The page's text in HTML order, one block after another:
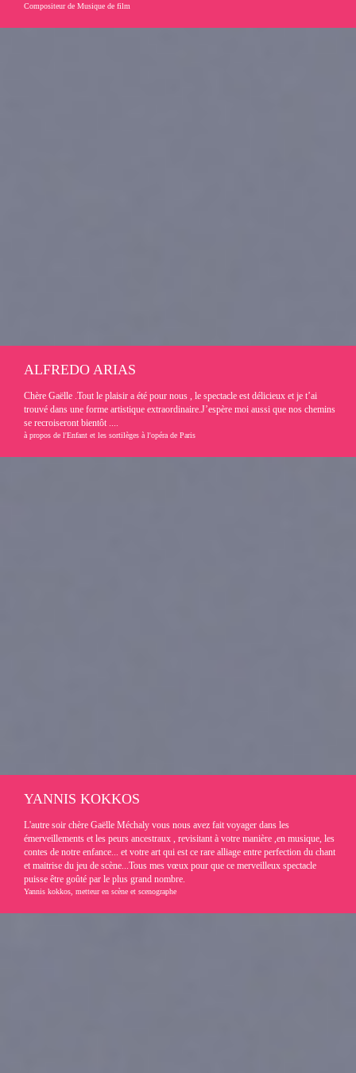
Compositeur de Musique de film
ALFREDO ARIAS
Chère Gaëlle .Tout le plaisir a été pour nous , le spectacle est délicieux et je t’ai
trouvé dans une forme artistique extraordinaire.J’espère moi aussi que nos chemins
se recroiseront bientôt ....
à propos de l'Enfant et les sortilèges à l'opéra de Paris
YANNIS KOKKOS
L'autre soir chère Gaëlle Méchaly vous nous avez fait voyager dans les
émerveillements et les peurs ancestraux , revisitant à votre manière ,en musique, les
contes de notre enfance... et votre art qui est ce rare alliage entre perfection du chant
et maitrise du jeu de scène...Tous mes vœux pour que ce merveilleux spectacle
puisse être goûté par le plus grand nombre.
Yannis kokkos, metteur en scène et scenographe